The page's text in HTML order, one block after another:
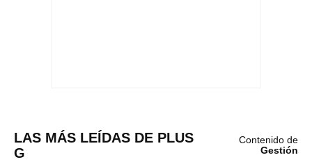
LAS MÁS LEÍDAS DE PLUS
G
Contenido de
Gestión